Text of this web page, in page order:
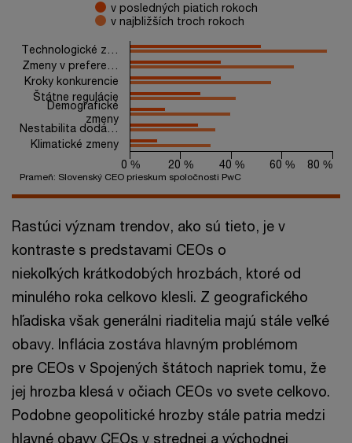
v posledných piatich rokoch
v najbližších troch rokoch
Technologické z…
Zmeny v prefere…
Kroky konkurencie
Štátne regulácie
Demografické
zmeny
Nestabilita dodá…
Klimatické zmeny
0 %
20 % 40 % 60 % 80 %
Prameň: Slovenský CEO prieskum spoločnosti PwC
Rastúci význam trendov, ako sú tieto, je v
kontraste s predstavami CEOs o
niekoľkých krátkodobých hrozbách, ktoré od
minulého roka celkovo klesli. Z geografického
hľadiska však generálni riaditelia majú stále veľké
obavy. Inflácia zostáva hlavným problémom
pre CEOs v Spojených štátoch napriek tomu, že
jej hrozba klesá v očiach CEOs vo svete celkovo.
Podobne geopolitické hrozby stále patria medzi
hlavné obavy CEOs v strednej a východnej